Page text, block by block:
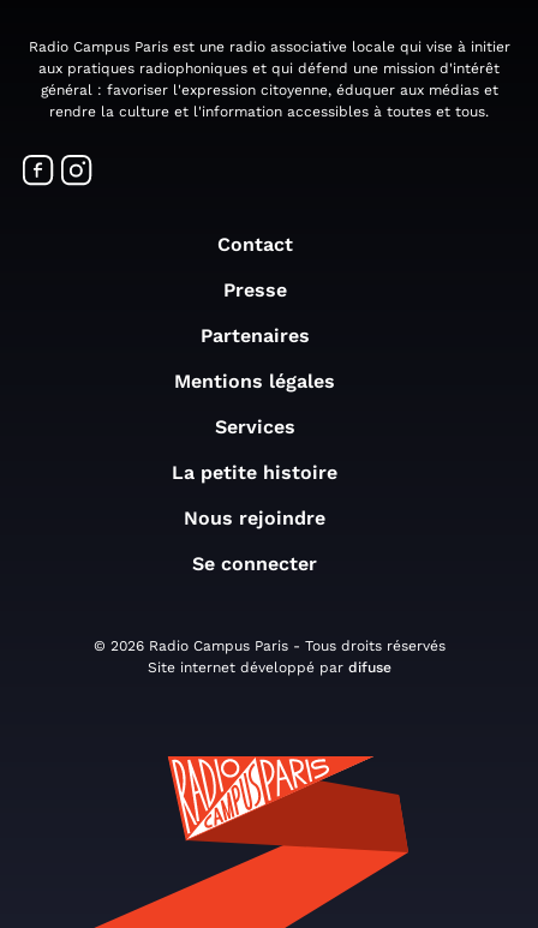
Radio Campus Paris est une radio associative locale qui vise à initier
aux pratiques radiophoniques et qui défend une mission d'intérêt
général : favoriser l'expression citoyenne, éduquer aux médias et
rendre la culture et l'information accessibles à toutes et tous.
Contact
Presse
Partenaires
Mentions légales
Services
La petite histoire
Nous rejoindre
Se connecter
© 2026 Radio Campus Paris - Tous droits réservés
Site internet développé par difuse